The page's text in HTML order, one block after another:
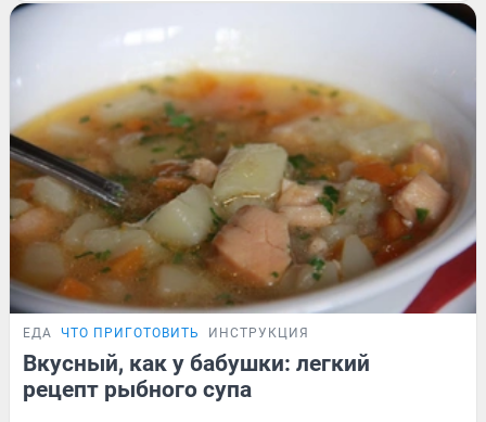
ЕДА ЧТО ПРИГОТОВИТЬ ИНСТРУКЦИЯ
Вкусный, как у бабушки: легкий
рецепт рыбного супа